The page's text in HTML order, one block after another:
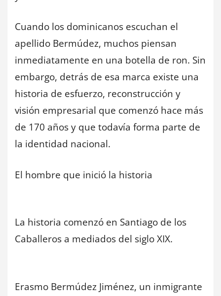
Cuando los dominicanos escuchan el
apellido Bermúdez, muchos piensan
inmediatamente en una botella de ron. Sin
embargo, detrás de esa marca existe una
historia de esfuerzo, reconstrucción y
visión empresarial que comenzó hace más
de 170 años y que todavía forma parte de
la identidad nacional.
El hombre que inició la historia
La historia comenzó en Santiago de los
Caballeros a mediados del siglo XIX.
Erasmo Bermúdez Jiménez, un inmigrante